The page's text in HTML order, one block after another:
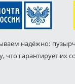
надёжно:
что гарантирует их